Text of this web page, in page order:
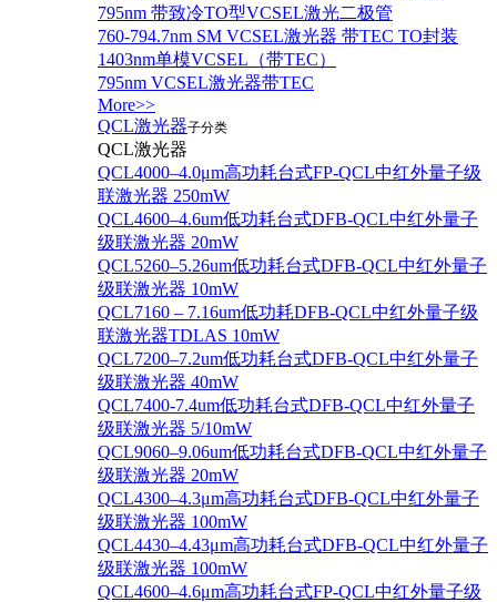
795nm 带致冷TO型VCSEL激光二极管
760-794.7nm SM VCSEL激光器 带TEC TO封装
1403nm单模VCSEL（带TEC）
795nm VCSEL激光器带TEC
More>>
QCL激光器子分类
QCL激光器
QCL4000–4.0μm高功耗台式FP-QCL中红外量子级
联激光器 250mW
QCL4600–4.6um低功耗台式DFB-QCL中红外量子
级联激光器 20mW
QCL5260–5.26um低功耗台式DFB-QCL中红外量子
级联激光器 10mW
QCL7160 – 7.16um低功耗DFB-QCL中红外量子级
联激光器TDLAS 10mW
QCL7200–7.2um低功耗台式DFB-QCL中红外量子
级联激光器 40mW
QCL7400-7.4um低功耗台式DFB-QCL中红外量子
级联激光器 5/10mW
QCL9060–9.06um低功耗台式DFB-QCL中红外量子
级联激光器 20mW
QCL4300–4.3μm高功耗台式DFB-QCL中红外量子
级联激光器 100mW
QCL4430–4.43μm高功耗台式DFB-QCL中红外量子
级联激光器 100mW
QCL4600–4.6μm高功耗台式FP-QCL中红外量子级